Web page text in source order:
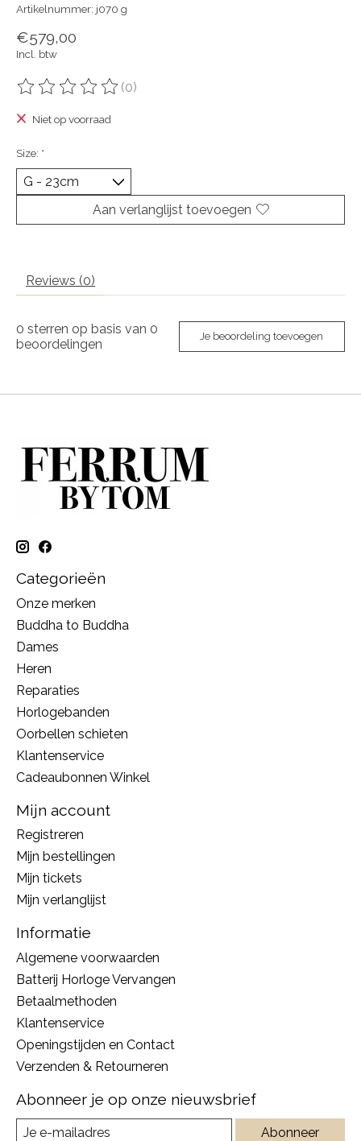
Artikelnummer: j070 g
€579,00
Incl. btw
De beoordeling van dit product is
(0)
Niet op voorraad
Size: *
Aan verlanglijst toevoegen
Reviews (0)
0 sterren op basis van 0
beoordelingen
Je beoordeling toevoegen
Categorieën
Onze merken
Buddha to Buddha
Dames
Heren
Reparaties
Horlogebanden
Oorbellen schieten
Klantenservice
Cadeaubonnen Winkel
Mijn account
Registreren
Mijn bestellingen
Mijn tickets
Mijn verlanglijst
Informatie
Algemene voorwaarden
Batterij Horloge Vervangen
Betaalmethoden
Klantenservice
Openingstijden en Contact
Verzenden & Retourneren
Abonneer je op onze nieuwsbrief
Abonneer